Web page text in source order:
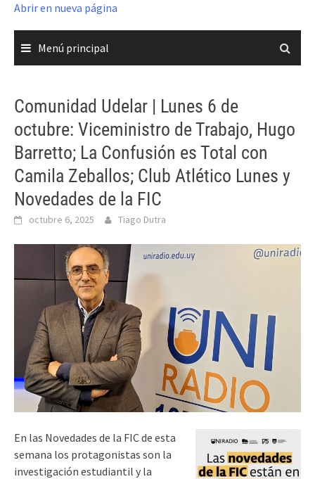
Abrir en nueva página
Menú principal
Comunidad Udelar | Lunes 6 de
octubre: Viceministro de Trabajo, Hugo
Barretto; La Confusión es Total con
Camila Zeballos; Club Atlético Lunes y
Novedades de la FIC
octubre 6, 2025 Tiago Dutra
En las Novedades de la FIC de esta
semana los protagonistas son la
investigación estudiantil y la